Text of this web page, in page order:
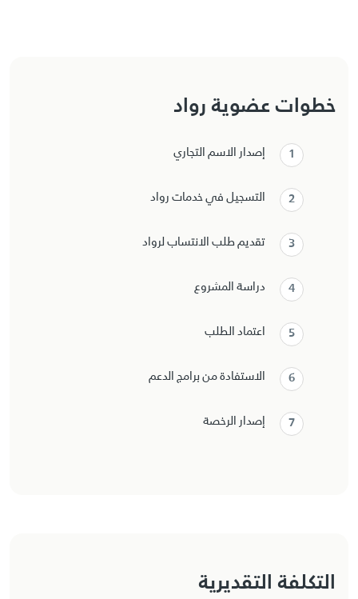
خطوات عضوية رواد
إصدار الاسم التجاري
التسجيل في خدمات رواد
تقديم طلب الانتساب لرواد
دراسة المشروع
اعتماد الطلب
الاستفادة من برامج الدعم
إصدار الرخصة
التكلفة التقديرية